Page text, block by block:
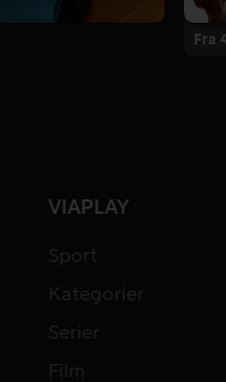
Fra
VIAPLAY
Sport
Kategorier
Serier
Film